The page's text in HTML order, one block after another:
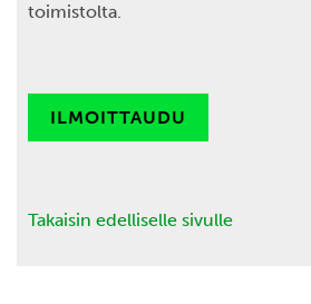
toimistolta.
ILMOITTAUDU
Takaisin edelliselle sivulle